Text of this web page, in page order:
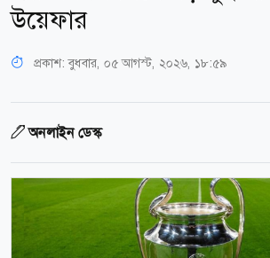
উয়েফার
প্রকাশ:বুধবার, ০৫ আগস্ট, ২০২৬, ১৮:৫৯
অনলাইন ডেস্ক